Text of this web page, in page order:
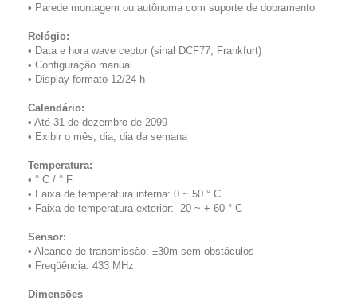
• Parede montagem ou autônoma com suporte de dobramento
Relógio:
• Data e hora wave ceptor (sinal DCF77, Frankfurt)
• Configuração manual
• Display formato 12/24 h
Calendário:
• Até 31 de dezembro de 2099
• Exibir o mês, dia, dia da semana
Temperatura:
• ° C / ° F
• Faixa de temperatura interna: 0 ~ 50 ° C
• Faixa de temperatura exterior: -20 ~ + 60 ° C
Sensor:
• Alcance de transmissão: ±30m sem obstáculos
• Freqüência: 433 MHz
Dimensões